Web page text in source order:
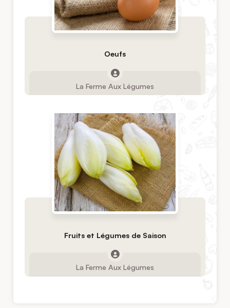
Oeufs
La Ferme Aux Légumes
Fruits et Légumes de Saison
La Ferme Aux Légumes